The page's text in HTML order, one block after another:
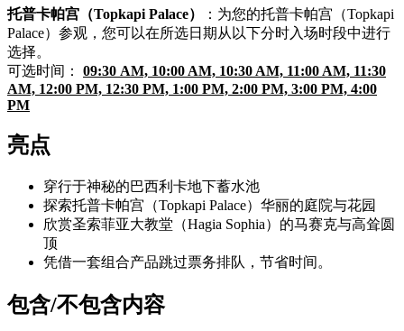
托普卡帕宫（Topkapi Palace）
：为您的托普卡帕宫（Topkapi
Palace）参观，您可以在所选日期从以下分时入场时段中进行
选择。
可选时间： 09:30 AM, 10:00 AM, 10:30 AM, 11:00 AM, 11:30
AM, 12:00 PM, 12:30 PM, 1:00 PM, 2:00 PM, 3:00 PM, 4:00
PM
亮点
穿行于神秘的巴西利卡地下蓄水池
探索托普卡帕宫（Topkapi Palace）华丽的庭院与花园
欣赏圣索菲亚大教堂（Hagia Sophia）的马赛克与高耸圆
顶
凭借一套组合产品跳过票务排队，节省时间。
包含/不包含内容